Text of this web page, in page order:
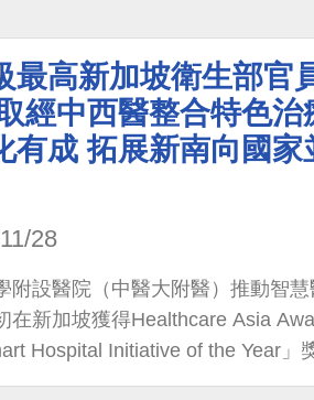
最高新加坡衛生部官
經中西醫整合特色
有成 拓展新南向國家
28
附設醫院（中醫大附醫）推動智
在新加坡獲得Healthcare Asia
Hospital Initiative of the Year」
福部醫衛新南向計畫推動到馬來